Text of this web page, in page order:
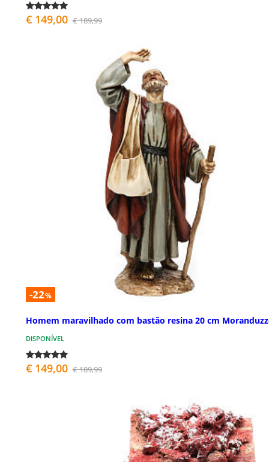
€ 149,00 € 189,99
-22%
Homem maravilhado com bastão resina 20 cm
DISPONÍVEL
€ 149,00 € 189,99